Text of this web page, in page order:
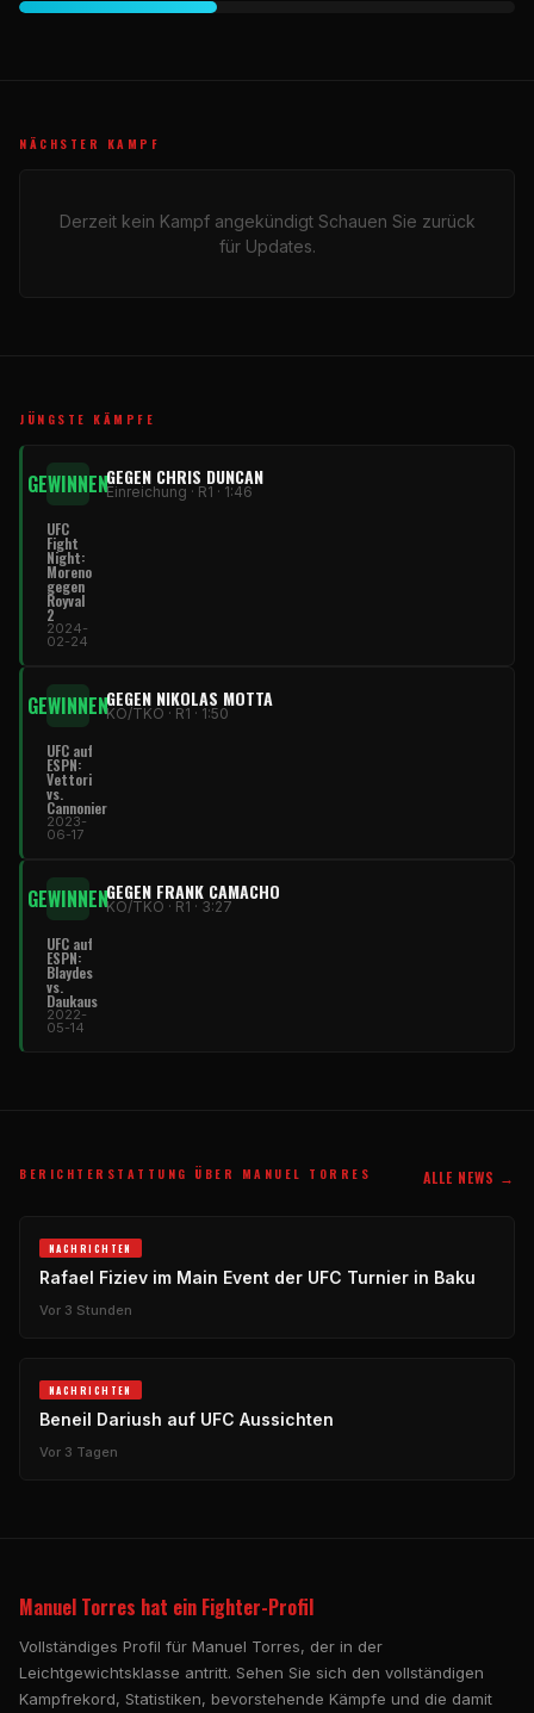
NÄCHSTER KAMPF
Derzeit kein Kampf angekündigt Schauen Sie zurück
für Updates.
JÜNGSTE KÄMPFE
GEWINNENGEGEN CHRIS DUNCAN
Einreichung · R1 · 1:46
UFC
Fight
Night:
Moreno
gegen
Royval
2
2024-
02-24
GEWINNENGEGEN NIKOLAS MOTTA
KO/TKO · R1 · 1:50
UFC auf
ESPN:
Vettori
vs.
Cannonier
2023-
06-17
GEWINNENGEGEN FRANK CAMACHO
KO/TKO · R1 · 3:27
UFC auf
ESPN:
Blaydes
vs.
Daukaus
2022-
05-14
BERICHTERSTATTUNG ÜBER MANUEL TORRES ALLE NEWS →
NACHRICHTEN
Rafael Fiziev im Main Event der UFC Turnier in Baku
Vor 3 Stunden
NACHRICHTEN
Beneil Dariush auf UFC Aussichten
Vor 3 Tagen
Manuel Torres hat ein Fighter-Profil
Vollständiges Profil für Manuel Torres, der in der
Leichtgewichtsklasse antritt. Sehen Sie sich den vollständigen
Kampfrekord, Statistiken, bevorstehende Kämpfe und die damit